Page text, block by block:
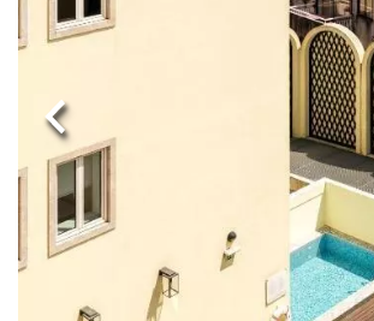
前へ